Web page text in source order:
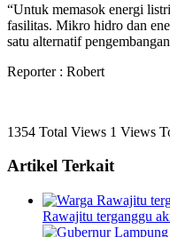
“Untuk memasok energi
fasilitas. Mikro hidro dan
satu alternatif
Reporter : Robert
1354 Total Views 1 Views
Artikel Terkait
Rawajitu terganggu